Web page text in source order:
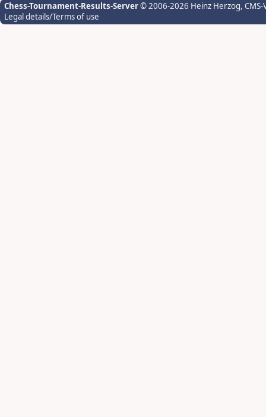
Chess-Tournament-Results-Server© 2006-2026 Heinz Herzog,
Legal details/Terms of use